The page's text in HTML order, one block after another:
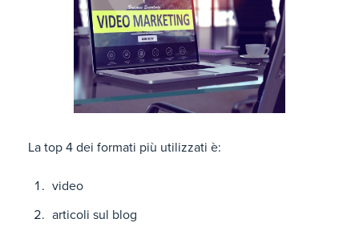
La top 4 dei formati più utilizzati è:
video
articoli sul blog